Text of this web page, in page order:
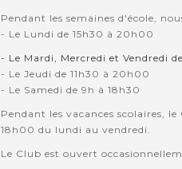
Pendant les semaines d'école,
- Le Lundi de 15h30 à 20h00
- Le Mardi, Mercredi et Vendredi
- Le Jeudi de 11h30 à 20h00
- Le Samedi de 9h à 18h30
Pendant les vacances scolaires,
18h00 du lundi au vendredi.
Le Club est ouvert